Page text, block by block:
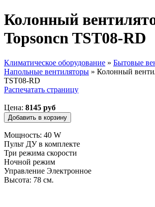
Колонный
Topsoncn TST08-RD
Вы здесь
Климатическое оборудование » Бытовые
Напольные вентиляторы » Колонный
TST08-RD
Распечатать страницу
Цена: 8145 руб
Мощность: 40 W
Пульт ДУ в комплекте
Три режима скорости
Ночной режим
Управление Электронное
Высота: 78 см.